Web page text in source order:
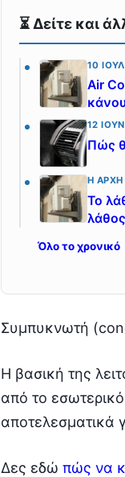
⏳ Δείτε και
10
Air
12
Πώς
Η ΑΡΧΉ
Το
Όλο το χρονικό
Συμπυκνωτή
Η βασική της
από το
αποτελεσματικά
Δες εδώ πώς να